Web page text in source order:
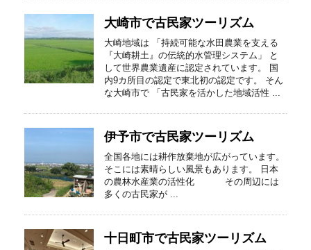
大崎市で古民家ツーリズム
大崎地域は 「持続可能な水田農業を支える
『大崎耕土』の伝統的水管理システム」 と
して世界農業遺産に認定されています。 国
内9カ所目の認定で東北初の認定です。 そん
な大崎市で 「古民家を活かした地域活性 ...
伊予市で古民家ツーリズム
全国各地には耕作放棄地が広がっています。
そこには素晴らしい風景もあります。 日本
の農林水産業の活性化 その周辺には
多くの古民家が ...
十日町市で古民家ツーリズム